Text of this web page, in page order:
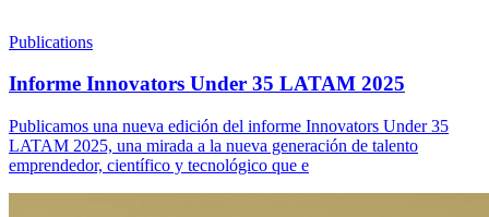
Publications
Informe Innovators Under 35 LATAM 2025
Publicamos una nueva edición del informe Innovators Under 35
LATAM 2025, una mirada a la nueva generación de talento
emprendedor, científico y tecnológico que e